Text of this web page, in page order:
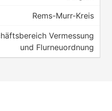
Rems-Murr-Kreis
Vermessung
und Flurneuordnung